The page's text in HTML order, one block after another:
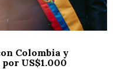
Colombia y
US$1.000